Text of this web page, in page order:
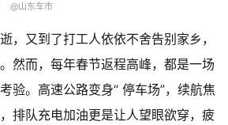
@山东车市
，又到了打工人依依不舍告别家乡，
然而，每年春节返程高峰，都是一场
验。高速公路变身“ 停车场”，续航焦
排队充电加油更是让人望眼欲穿，疲